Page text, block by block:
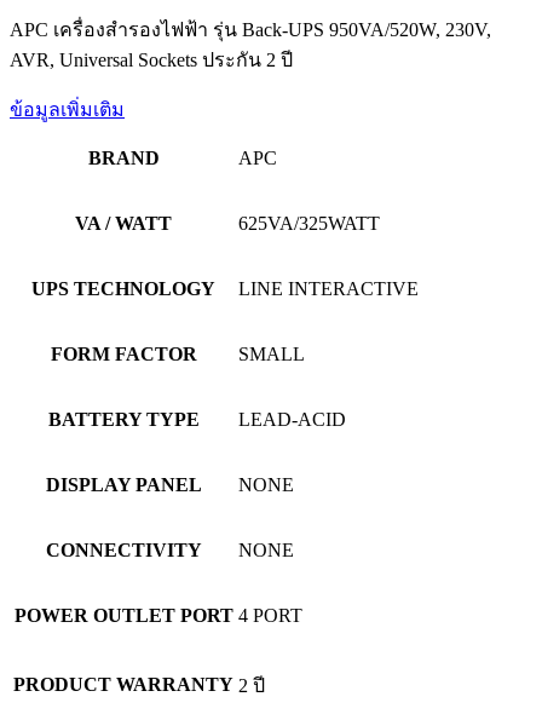
APC เครื่องสำรองไฟฟ้า รุ่น Back-UPS 950VA/520W, 230V,
AVR, Universal Sockets ประกัน 2 ปี
ข้อมูลเพิ่มเติม
BRAND APC
VA / WATT 625VA/325WATT
UPS TECHNOLOGY LINE INTERACTIVE
FORM FACTOR SMALL
BATTERY TYPE LEAD-ACID
DISPLAY PANEL NONE
CONNECTIVITY NONE
POWER OUTLET PORT 4 PORT
PRODUCT WARRANTY 2 ปี